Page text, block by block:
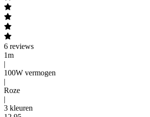
6 reviews
1m
|
100W vermogen
|
Roze
|
3 kleuren